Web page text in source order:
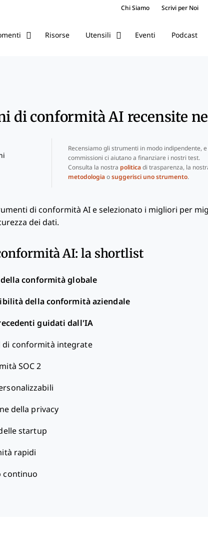
Chi Siamo Scrivi per Noi
Risorse Utensili Eventi Podcast
di conformità AI recensite
Recensiamo gli strumenti in modo indipendente, e
commissioni ci aiutano a finanziare i nostri test.
Consulta la nostra politicadi trasparenza, la
metodologiao suggerisci uno strumento.
di conformità AI e selezionato i migliori per
dei dati.
AI: la shortlist
conformità globale
della conformità aziendale
guidati dall'IA
di conformità integrate
SOC 2
della privacy
startup
rapidi
continuo